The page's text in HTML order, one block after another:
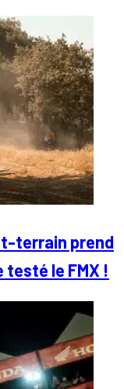
terrain prend
le FMX !